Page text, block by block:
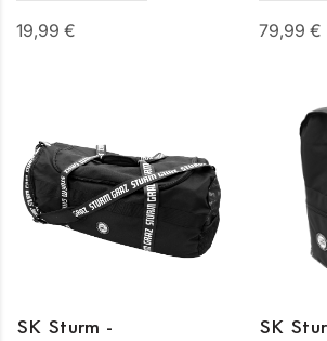
19,99 € 79,99 €
SK Sturm -
SK